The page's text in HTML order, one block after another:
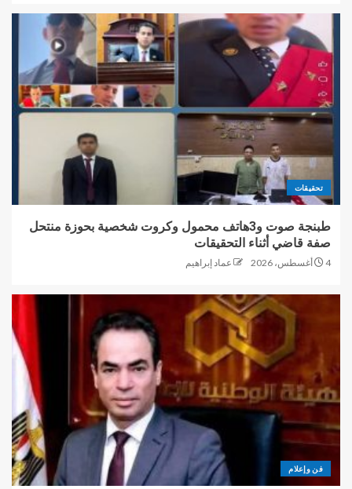
تحقيقات
طبنجة صوت و3هاتف محمول وكروت شخصية بحوزة منتحل
صفة قاضي أثناء التحقيقات
4 أغسطس، 2026 عماد إبراهيم
فن وإعلام